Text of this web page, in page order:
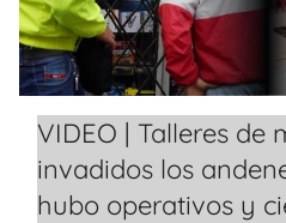
VIDEO | Talleres de
invadidos los
hubo operativos y